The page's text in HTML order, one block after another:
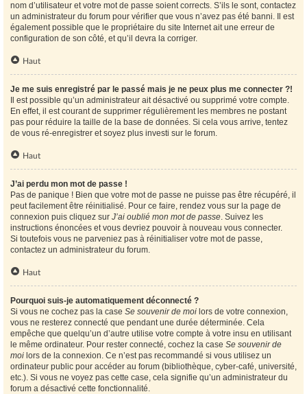
nom d’utilisateur et votre mot de passe soient corrects. S’ils le sont, contactez
un administrateur du forum pour vérifier que vous n’avez pas été banni. Il est
également possible que le propriétaire du site Internet ait une erreur de
configuration de son côté, et qu’il devra la corriger.
Haut
Je me suis enregistré par le passé mais je ne peux plus me connecter ?!
Il est possible qu’un administrateur ait désactivé ou supprimé votre compte.
En effet, il est courant de supprimer régulièrement les membres ne postant
pas pour réduire la taille de la base de données. Si cela vous arrive, tentez
de vous ré-enregistrer et soyez plus investi sur le forum.
Haut
J’ai perdu mon mot de passe !
Pas de panique ! Bien que votre mot de passe ne puisse pas être récupéré, il
peut facilement être réinitialisé. Pour ce faire, rendez vous sur la page de
connexion puis cliquez sur J’ai oublié mon mot de passe. Suivez les
instructions énoncées et vous devriez pouvoir à nouveau vous connecter.
Si toutefois vous ne parveniez pas à réinitialiser votre mot de passe,
contactez un administrateur du forum.
Haut
Pourquoi suis-je automatiquement déconnecté ?
Si vous ne cochez pas la case Se souvenir de moi lors de votre connexion,
vous ne resterez connecté que pendant une durée déterminée. Cela
empêche que quelqu’un d’autre utilise votre compte à votre insu en utilisant
le même ordinateur. Pour rester connecté, cochez la case Se souvenir de
moi lors de la connexion. Ce n’est pas recommandé si vous utilisez un
ordinateur public pour accéder au forum (bibliothèque, cyber-café, université,
etc.). Si vous ne voyez pas cette case, cela signifie qu’un administrateur du
forum a désactivé cette fonctionnalité.